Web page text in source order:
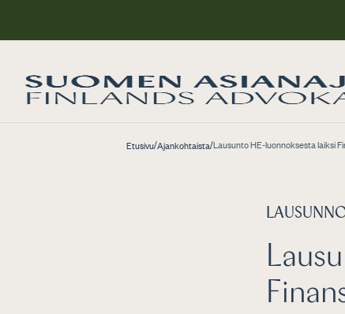
Etusivu/Ajankohtaista/Lausunto HE-luonnoksesta laiksi